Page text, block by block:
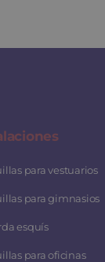
para vestuarios
para gimnasios
esquís
para oficinas